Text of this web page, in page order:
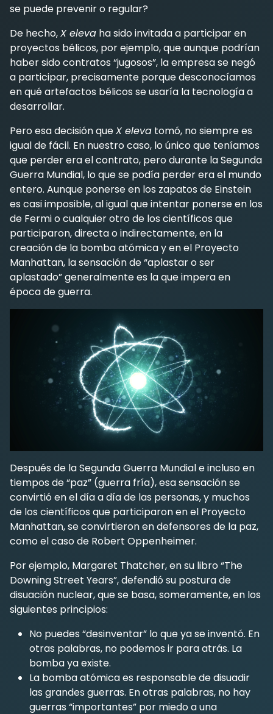
se puede prevenir o regular?
De hecho,X eleva ha sido invitada a participar en
proyectos bélicos, por ejemplo, que aunque podrían
haber sido contratos “jugosos”, la empresa se negó
a participar, precisamente porque desconocíamos
en qué artefactos bélicos se usaría la tecnología a
desarrollar.
Pero esa decisión queX eleva tomó, no siempre es
igual de fácil. En nuestro caso, lo único que teníamos
que perder era el contrato, pero durante la Segunda
Guerra Mundial, lo que se podía perder era el mundo
entero. Aunque ponerse en los zapatos de Einstein
es casi imposible, al igual que intentar ponerse en los
de Fermi o cualquier otro de los científicos que
participaron, directa o indirectamente, en la
creación de la bomba atómica y en el Proyecto
Manhattan, la sensación de “aplastar o ser
aplastado” generalmente es la que impera en
época de guerra.
Después de la Segunda Guerra Mundial e incluso en
tiempos de “paz” (guerra fría), esa sensación se
convirtió en el día a día de las personas, y muchos
de los científicos que participaron en el Proyecto
Manhattan, se convirtieron en defensores de la paz,
como el caso de Robert Oppenheimer.
Por ejemplo, Margaret Thatcher, en su libro “The
Downing Street Years”, defendió su postura de
disuación nuclear, que se basa, someramente, en los
siguientes principios:
No puedes “desinventar” lo que ya se inventó. En
otras palabras, no podemos ir para atrás. La
bomba ya existe.
La bomba atómica es responsable de disuadir
las grandes guerras. En otras palabras, no hay
guerras “importantes” por miedo a una